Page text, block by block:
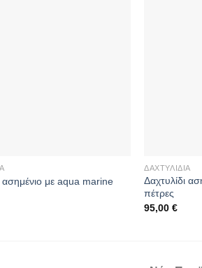
ασημένιο με aqua marine
ΔΑΧΤΥΛΊΔΙΑ
Δαχτυλίδι
πέτρες
95,00€